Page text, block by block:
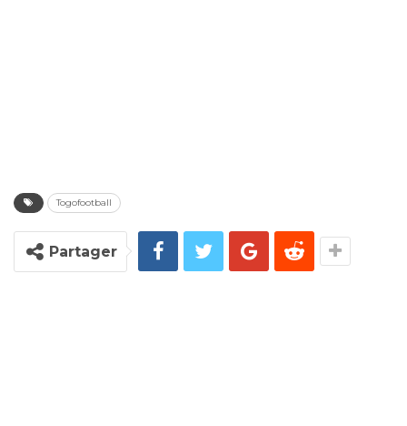
Togofootball
Partager